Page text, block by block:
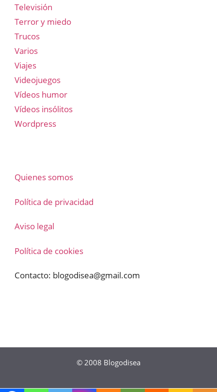
Televisión
Terror y miedo
Trucos
Varios
Viajes
Videojuegos
Vídeos humor
Vídeos insólitos
Wordpress
Quienes somos
Política de privacidad
Aviso legal
Política de cookies
Contacto: blogodisea@gmail.com
© 2008 Blogodisea